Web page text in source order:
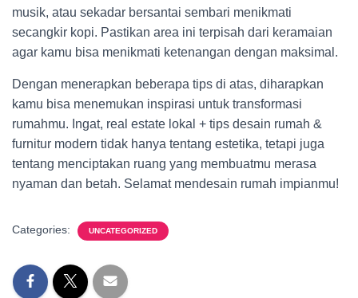
musik, atau sekadar bersantai sembari menikmati
secangkir kopi. Pastikan area ini terpisah dari keramaian
agar kamu bisa menikmati ketenangan dengan maksimal.
Dengan menerapkan beberapa tips di atas, diharapkan
kamu bisa menemukan inspirasi untuk transformasi
rumahmu. Ingat, real estate lokal + tips desain rumah &
furnitur modern tidak hanya tentang estetika, tetapi juga
tentang menciptakan ruang yang membuatmu merasa
nyaman dan betah. Selamat mendesain rumah impianmu!
Categories: UNCATEGORIZED